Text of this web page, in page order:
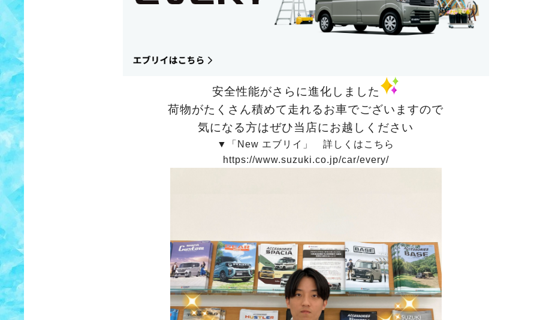
安全性能がさらに進化しました
荷物がたくさん積めて走れるお車でございますので
気になる方はぜひ当店にお越しください
▼「New エブリイ」 詳しくはこちら
https://www.suzuki.co.jp/car/every/